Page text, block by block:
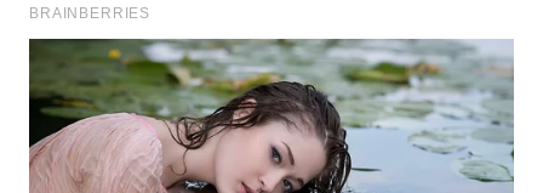
SAMOSIR
WN
PADANG
LAWAS